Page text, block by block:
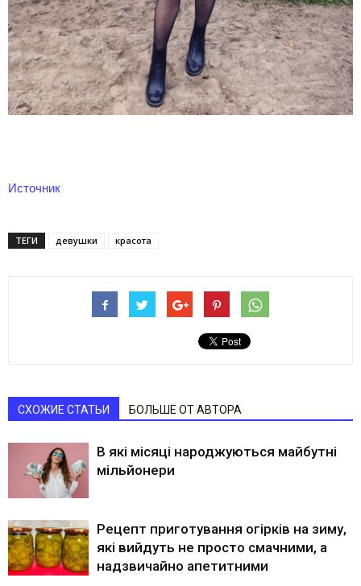
Источник
ТЕГИ девушки красота
СХОЖИЕ СТАТЬИ БОЛЬШЕ ОТ АВТОРА
В які місяці народжуються майбутні
мільйонери
Рецепт приготування огірків на зиму,
які вийдуть не просто смачними, а
надзвичайно апетитними